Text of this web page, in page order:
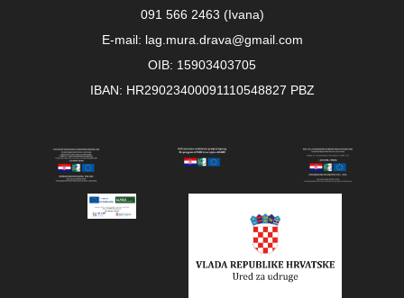
091 566 2463 (Ivana)
E-mail: lag.mura.drava@gmail.com
OIB: 15903403705
IBAN: HR29023400091110548827 PBZ